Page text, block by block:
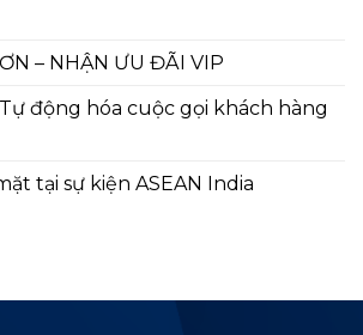
– NHẬN ƯU ĐÃI VIP
động hóa cuộc gọi khách hàng
tại sự kiện ASEAN India